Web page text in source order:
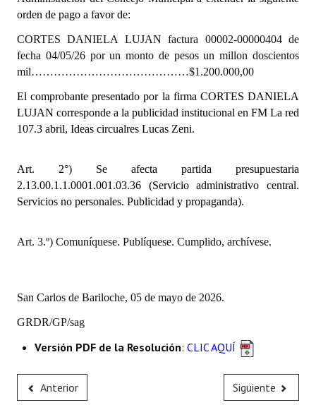
Declaraciones
Resoluciones de Presidencia
Antiguos Pobladores
Noticias Destacadas
Registros y Distinciones
Premio al Mérito - Registro
Audiencias Públicas - Registro
Mujeres que Dejaron Huellas - Registro
Periodistas Decanos - Registro
orden de pago a favor de:
CORTES DANIELA LUJAN factura 00002-00000404 de
fecha 04/05/26 por un monto de pesos un millon doscientos
mil……………………………………$1.200.000,00
El comprobante presentado por la firma CORTES DANIELA
LUJAN corresponde a la publicidad institucional en FM La red
107.3 abril, Ideas circualres Lucas Zeni.
Art. 2°) Se afecta partida presupuestaria
2.13.00.1.1.0001.001.03.36 (Servicio administrativo central.
Servicios no personales. Publicidad y propaganda).
Art. 3.º) Comuníquese. Publíquese. Cumplido, archívese.
San Carlos de Bariloche, 05 de mayo de 2026.
GRDR/GP/sag
Versión PDF de la Resolución: CLIC AQUÍ
Anterior Siguiente